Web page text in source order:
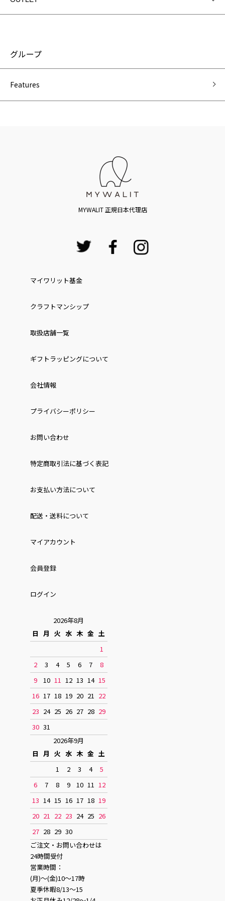
グループ
Features
MYWALIT 正規日本代理店
マイワリット基金
クラフトマンシップ
取扱店舗一覧
ギフトラッピングについて
会社情報
プライバシーポリシー
お問い合わせ
特定商取引法に基づく表記
お⽀払い⽅法について
配送・送料について
マイアカウント
会員登録
ログイン
2026年8月
日
月 火 水 木 金 土
1
2
3 4 5 6 7
8
9
10 11 12 13 14 15
16 17 18 19 20 21
22
23 24 25 26 27 28 29
30 31
2026年9月
日
月 火 水 木 金 土
1
2 3 4
5
6
7 8 9 10 11
12
13 14 15 16 17 18 19
20 21 22 23 24 25 26
27 28 29 30
ご注文・お問い合わせは
24時間受付
営業時間：
(月)〜(金)10〜17時
夏季休暇8/13〜15